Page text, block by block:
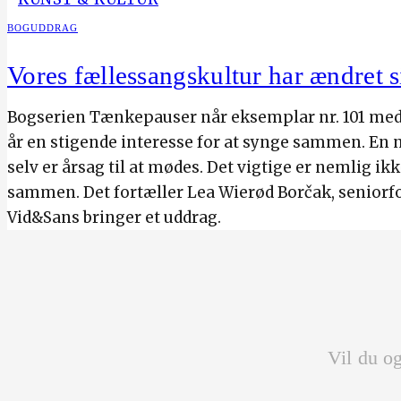
BOGUDDRAG
Vores fællessangskultur har ændret
Bogserien Tænkepauser når eksemplar nr. 101
år en stigende interesse for at synge sammen.
selv er årsag til at mødes. Det vigtige er nemlig
sammen. Det fortæller Lea Wierød Borčak,
Vid&Sans bringer et uddrag.
Vil du